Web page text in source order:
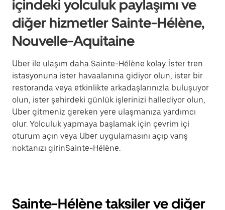
içindeki yolculuk paylaşımı ve
diğer hizmetler Sainte-Hélène,
Nouvelle-Aquitaine
Uber ile ulaşım daha Sainte-Hélène kolay. İster tren
istasyonuna ister havaalanına gidiyor olun, ister bir
restoranda veya etkinlikte arkadaşlarınızla buluşuyor
olun, ister şehirdeki günlük işlerinizi hallediyor olun,
Uber gitmeniz gereken yere ulaşmanıza yardımcı
olur. Yolculuk yapmaya başlamak için çevrim içi
oturum açın veya Uber uygulamasını açıp varış
noktanızı girinSainte-Hélène.
Sainte-Hélène taksiler ve diğer